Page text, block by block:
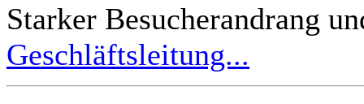
Starker Besucherandrang
Geschläftsleitung...